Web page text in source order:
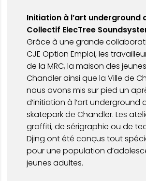
Initiation à l’art underground
Collectif ElecTree
Grâce à une grande
CJE Option Emploi, les
de la MRC, la maison des
Chandler ainsi que la Ville de
nous avons mis sur pied un
d’initiation à l’art underground
skatepark de Chandler. Les
graffiti, de sérigraphie ou de
Djing ont été conçus tout
pour une population
jeunes adultes.